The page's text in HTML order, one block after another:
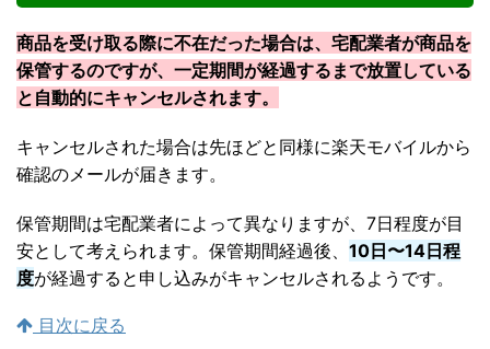
商品を受け取る際に不在だった場合は、宅配業者が商品を
保管するのですが、一定期間が経過するまで放置している
と自動的にキャンセルされます。
キャンセルされた場合は先ほどと同様に楽天モバイルから
確認のメールが届きます。
保管期間は宅配業者によって異なりますが、7日程度が目
安として考えられます。保管期間経過後、 10日〜14日程
度が経過すると申し込みがキャンセルされるようです。
目次に戻る